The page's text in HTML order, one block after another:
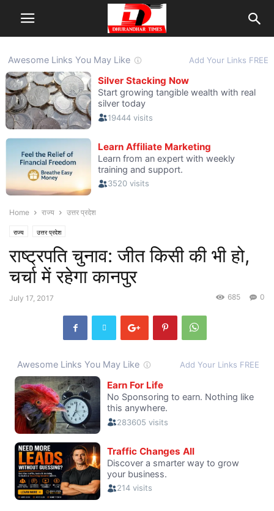
Home राज्य उत्तर प्रदेश
राज्य उत्तर प्रदेश
राष्ट्रपति चुनाव: जीत किसी की भी हो,
चर्चा में रहेगा कानपुर
July 17, 2017 0
685